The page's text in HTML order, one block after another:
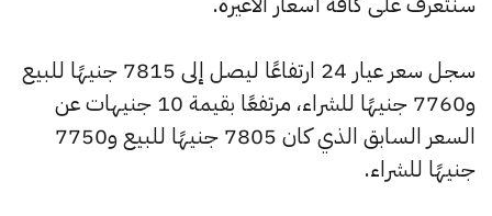
سجل سعر عيار 24 ارتفاعًا ليصل إلى 7815 جنيهًا للبيع
و7760 جنيهًا للشراء، مرتفعًا بقيمة 10 جنيهات عن
السعر السابق الذي كان 7805 جنيهًا للبيع و7750
جنيهًا للشراء.